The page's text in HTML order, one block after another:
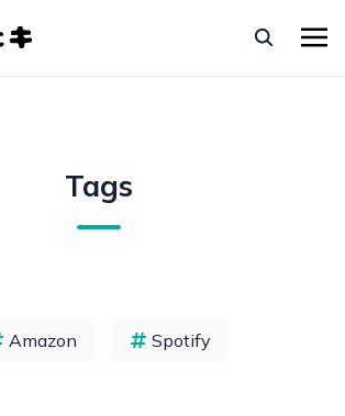
Tags
Amazon Spotify